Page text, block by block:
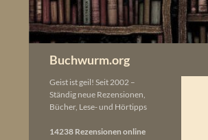
Buchwurm.org
Geist ist geil! Seit 2002 –
Ständig neue Rezensionen,
Bücher, Lese- und Hörtipps
14238 Rezensionen online